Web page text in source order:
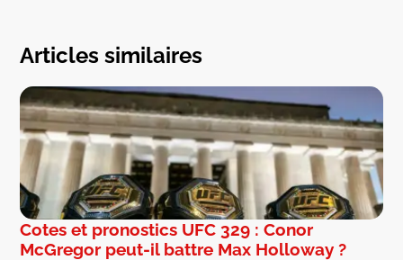
Articles similaires
Cotes et pronostics UFC 329 : Conor
McGregor peut-il battre Max Holloway ?